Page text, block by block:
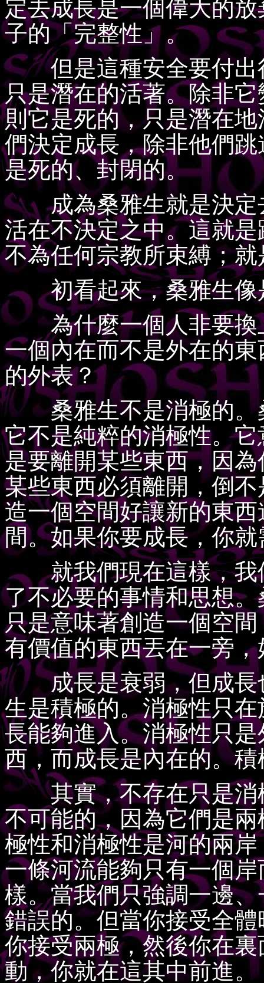
定去成長是一個偉大的
子的「完整性」。
但是這種安全要付出
只是潛在的活著。除非
則它是死的，只是潛在
們決定成長，除非他們
是死的、封閉的。
成為桑雅生就是決定
活在不決定之中。這就
不為任何宗教所束縛；
初看起來，桑雅生像
為什麼一個人非要換
一個內在而不是外在的
的外表？
桑雅生不是消極的。
它不是純粹的消極性。
是要離開某些東西，因
某些東西必須離開，倒
造一個空間好讓新的東
間。如果你要成長，你
就我們現在這樣，我
了不必要的事情和思想
只是意味著創造一個空
有價值的東西丟在一旁
成長是衰弱，但成長
生是積極的。消極性只
長能夠進入。消極性只
西，而成長是內在的。
其實，不存在只是消
不可能的，因為它們是
極性和消極性是河的兩
一條河流能夠只有一個岸
樣。當我們只強調一邊
錯誤的。但當你接受全
你接受兩極，然後你在
動，你就在這其中前進。